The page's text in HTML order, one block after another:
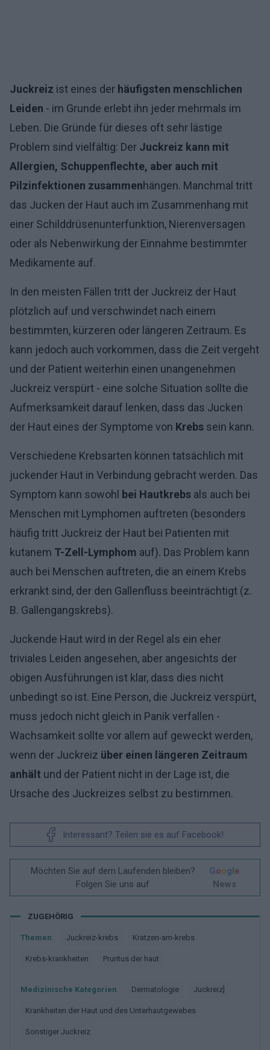
Juckreiz ist eines der häufigsten menschlichen
Leiden - im Grunde erlebt ihn jeder mehrmals im
Leben. Die Gründe für dieses oft sehr lästige
Problem sind vielfältig: Der Juckreiz kann mit
Allergien, Schuppenflechte, aber auch mit
Pilzinfektionen zusammenhängen. Manchmal tritt
das Jucken der Haut auch im Zusammenhang mit
einer Schilddrüsenunterfunktion, Nierenversagen
oder als Nebenwirkung der Einnahme bestimmter
Medikamente auf.
In den meisten Fällen tritt der Juckreiz der Haut
plötzlich auf und verschwindet nach einem
bestimmten, kürzeren oder längeren Zeitraum. Es
kann jedoch auch vorkommen, dass die Zeit vergeht
und der Patient weiterhin einen unangenehmen
Juckreiz verspürt - eine solche Situation sollte die
Aufmerksamkeit darauf lenken, dass das Jucken
der Haut eines der Symptome von Krebs sein kann.
Verschiedene Krebsarten können tatsächlich mit
juckender Haut in Verbindung gebracht werden. Das
Symptom kann sowohl bei Hautkrebs als auch bei
Menschen mit Lymphomen auftreten (besonders
häufig tritt Juckreiz der Haut bei Patienten mit
kutanem T-Zell-Lymphom auf). Das Problem kann
auch bei Menschen auftreten, die an einem Krebs
erkrankt sind, der den Gallenfluss beeinträchtigt (z.
B. Gallengangskrebs).
Juckende Haut wird in der Regel als ein eher
triviales Leiden angesehen, aber angesichts der
obigen Ausführungen ist klar, dass dies nicht
unbedingt so ist. Eine Person, die Juckreiz verspürt,
muss jedoch nicht gleich in Panik verfallen -
Wachsamkeit sollte vor allem auf geweckt werden,
wenn der Juckreiz über einen längeren Zeitraum
anhält und der Patient nicht in der Lage ist, die
Ursache des Juckreizes selbst zu bestimmen.
Interessant? Teilen sie es auf Facebook!
Möchten Sie auf dem Laufenden bleiben?
Folgen Sie uns auf
Google
News
ZUGEHÖRIG
Themen Juckreiz-krebs Kratzen-am-krebs
Krebs-krankheiten Pruritus der haut
Medizinische Kategorien Dermatologie Juckreiz]
Krankheiten der Haut und des Unterhautgewebes
Sonstiger Juckreiz